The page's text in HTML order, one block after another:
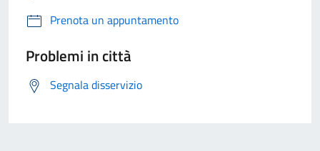
Prenota un appuntamento
Problemi in città
Segnala disservizio